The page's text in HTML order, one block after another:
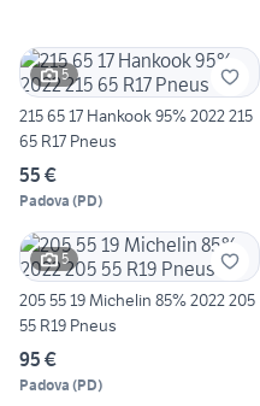
5
215 65 17 Hankook 95% 2022 215
65 R17 Pneus
55 €
Padova (PD)
5
205 55 19 Michelin 85% 2022 205
55 R19 Pneus
95 €
Padova (PD)